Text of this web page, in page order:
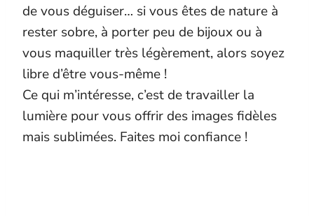
de vous déguiser… si vous êtes de nature à
rester sobre, à porter peu de bijoux ou à
vous maquiller très légèrement, alors soyez
libre d’être vous-même !
Ce qui m’intéresse, c’est de travailler la
lumière pour vous offrir des images fidèles
mais sublimées. Faites moi confiance !